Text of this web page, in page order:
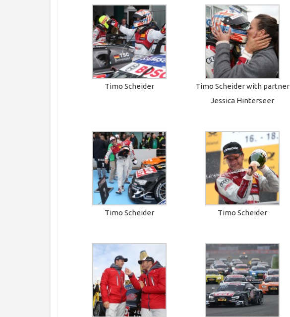
Timo Scheider
Timo Scheider with partner
Jessica Hinterseer
Timo Scheider Timo Scheider